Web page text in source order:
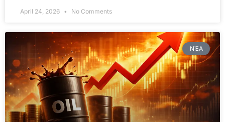
April 24, 2026 No Comments
ΝΈΑ